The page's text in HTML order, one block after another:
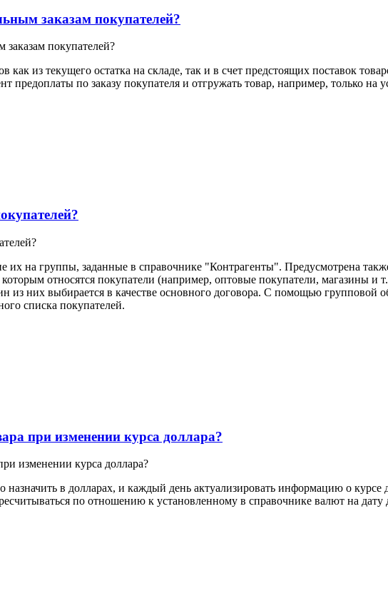
заказам покупателей?
заказам покупателей?
как из текущего остатка на складе, так и в счет предстоящих поставок
предоплаты по заказу покупателя и отгружать товар, например, только на
их на группы, заданные в справочнике "Контрагенты". Предусмотрена
относятся покупатели (например, оптовые покупатели, магазины и
них выбирается в качестве основного договора. С помощью групповой
списка покупателей.
при изменении курса доллара?
изменении курса доллара?
назначить в долларах, и каждый день актуализировать информацию о курсе
по отношению к установленному в справочнике валют на дату